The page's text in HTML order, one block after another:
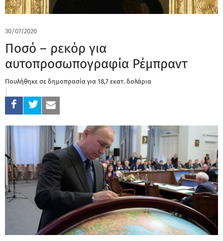
30/07/2020
Ποσό – ρεκόρ για
αυτοπροσωπογραφία Ρέμπραντ
Πουλήθηκε σε δημοπρασία για 18,7 εκατ. δολάρια